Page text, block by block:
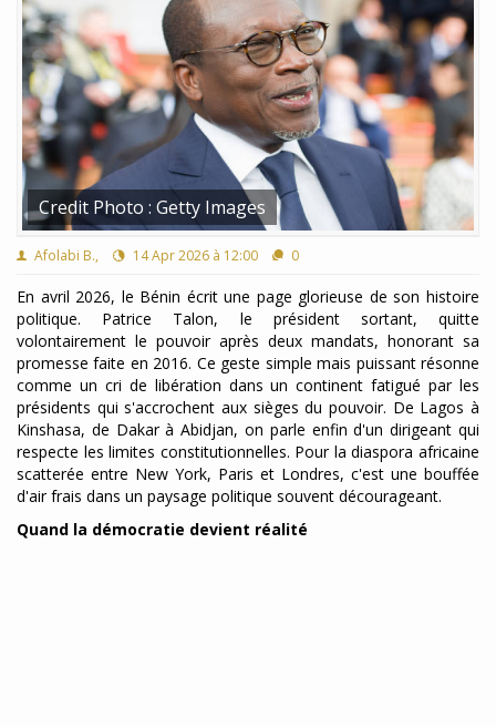
Credit Photo : Getty Images
Afolabi B., 14 Apr 2026 à 12:00 0
En avril 2026, le Bénin écrit une page glorieuse de son histoire
politique. Patrice Talon, le président sortant, quitte
volontairement le pouvoir après deux mandats, honorant sa
promesse faite en 2016. Ce geste simple mais puissant résonne
comme un cri de libération dans un continent fatigué par les
présidents qui s'accrochent aux sièges du pouvoir. De Lagos à
Kinshasa, de Dakar à Abidjan, on parle enfin d'un dirigeant qui
respecte les limites constitutionnelles. Pour la diaspora africaine
scatterée entre New York, Paris et Londres, c'est une bouffée
d'air frais dans un paysage politique souvent décourageant.
Quand la démocratie devient réalité